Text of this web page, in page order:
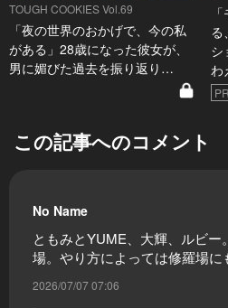
TOUGH COOKIES Vol.69
「夜の世界のおかげで、今の私
がある」28歳になった彼女が、
男に媚びた過去を振り返り…
る
シ
わ
PR
この記事へのコメント
No Name
ともみとYUME、大輝、ルビ
場。やり方によっては修羅場に
2026/07/07 07:06